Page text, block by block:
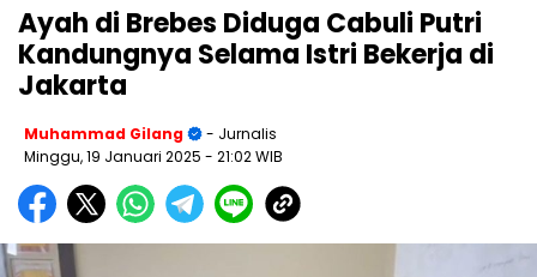
Ayah di Brebes Diduga Cabuli Putri
Kandungnya Selama Istri Bekerja di
Jakarta
Muhammad Gilang
- Jurnalis
Minggu, 19 Januari 2025 - 21:02 WIB